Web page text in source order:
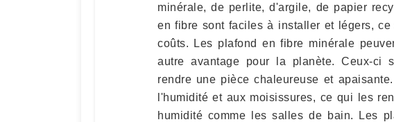
minérale, de perlite, d'argile, de papier
en fibre sont faciles à installer et légers,
coûts. Les plafond en fibre minérale
autre avantage pour la planète. Ceux-ci
rendre une pièce chaleureuse et
l'humidité et aux moisissures, ce qui les
humidité comme les salles de bain. Les